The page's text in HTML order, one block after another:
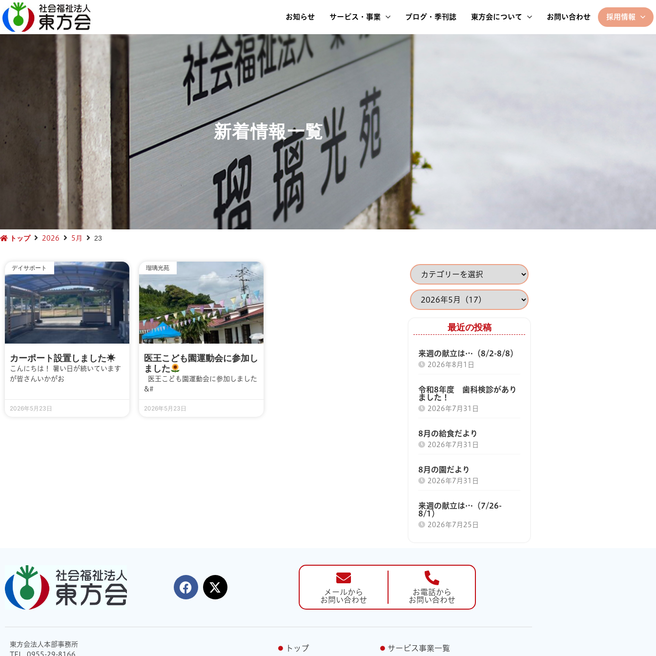
お知らせ サービス・事業 ブログ・季刊誌 東方会について お問い合わせ 採用情報
新着情報一覧
トップ 2026 5月 23
デイサポート
カーポート設置しました☀
こんにちは！ 暑い日が続いています
が皆さんいかがお
2026年5月23日
瑠璃光苑
医王こども園運動会に参加し
ました
医王こども園運動会に参加しました
&#
2026年5月23日
最近の投稿
来週の献立は…（8/2-8/8）
2026年8月1日
令和8年度 歯科検診があり
ました！
2026年7月31日
8月の給食だより
2026年7月31日
8月の園だより
2026年7月31日
来週の献立は…（7/26-
8/1）
2026年7月25日
メールから
お問い合わせ
お電話から
お問い合わせ
東方会法人本部事務所
トップ サービス事業一覧